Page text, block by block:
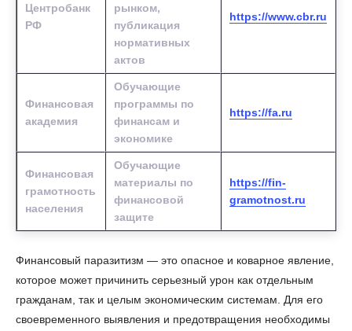
Центробанк
РФ
рынком,
публикация
нормативных
актов
https://www.cbr.ru
Финансовая
академия
Обучающие
программы по
финансам и
экономике
https://fa.ru
Финансовая
грамотность
населения
Обучающие
материалы по
финансовой
защите
https://fin-
gramotnost.ru
Финансовый паразитизм — это опасное и коварное явление,
которое может причинить серьезный урон как отдельным
гражданам, так и целым экономическим системам. Для его
своевременного выявления и предотвращения необходимы